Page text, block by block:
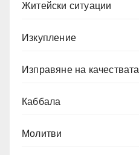
Житейски ситуации
Изкупление
Изправяне на качествата
Каббала
Молитви